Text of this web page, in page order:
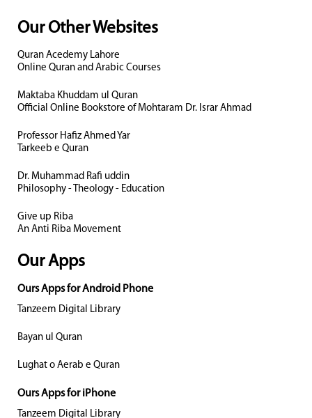
Our Other Websites
Quran Acedemy Lahore
Online Quran and Arabic Courses
Maktaba Khuddam ul Quran
Official Online Bookstore of Mohtaram Dr. Israr Ahmad
Professor Hafiz Ahmed Yar
Tarkeeb e Quran
Dr. Muhammad Rafi uddin
Philosophy - Theology - Education
Give up Riba
An Anti Riba Movement
Our Apps
Ours Apps for Android Phone
Tanzeem Digital Library
Bayan ul Quran
Lughat o Aerab e Quran
Ours Apps for iPhone
Tanzeem Digital Library